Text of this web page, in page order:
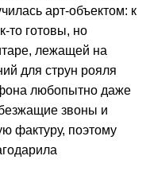
арт-объектом: к
то готовы, но
лежащей на
для струн рояля
любопытно даже
звоны и
фактуру, поэтому